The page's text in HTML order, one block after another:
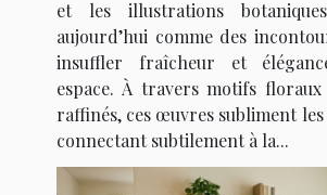
et les illustrations botaniques
aujourd’hui comme des
insuffler fraîcheur et
espace. À travers motifs
raffinés, ces œuvres subliment
connectant subtilement à la...